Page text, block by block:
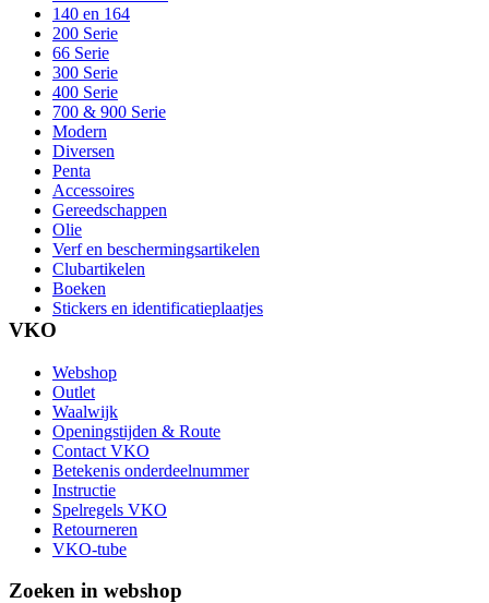
140 en 164
200 Serie
66 Serie
300 Serie
400 Serie
700 & 900 Serie
Modern
Diversen
Penta
Accessoires
Gereedschappen
Olie
Verf en beschermingsartikelen
Clubartikelen
Boeken
Stickers en identificatieplaatjes
VKO
Webshop
Outlet
Waalwijk
Openingstijden & Route
Contact VKO
Betekenis onderdeelnummer
Instructie
Spelregels VKO
Retourneren
VKO-tube
Zoeken in webshop